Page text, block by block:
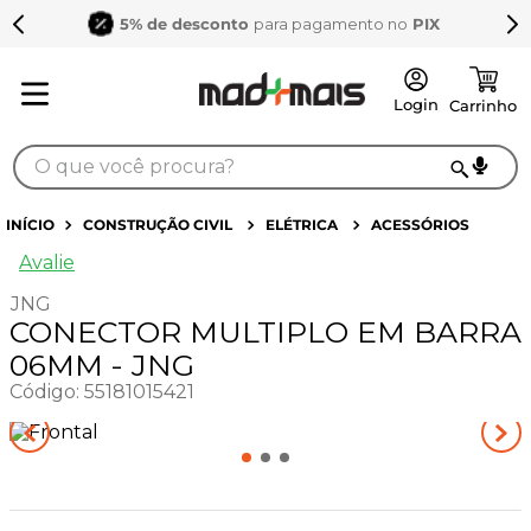
5% de desconto para pagamento no PIX
O que você procura?
CONSTRUÇÃO CIVIL ELÉTRICA ACESSÓRIOS
Avalie
JNG
CONECTOR MULTIPLO EM BARRA
06MM - JNG
Código: 55181015421
TERMOS MAIS BUSCADOS
1º
2
3º
compensado naval
4º
mdf 15mm
5º
napa
7º
bagum